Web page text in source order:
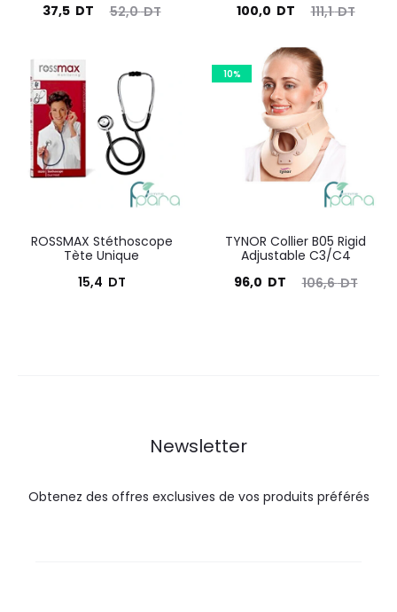
52,0DT
Le
initial
était :
52,0
DT.
37,5 DT
actuel
est :
37,5
DT.
111,1DT
Le
initial
était :
111,1
DT.
100,0 DT
Le
actuel
ROSSMAX Stéthoscope
Tète Unique
15,4 DT
10%
TYNOR Collier B05 Rigid
Adjustable C3/C4
106,6DT
Le
96,0 DT
Newsletter
Obtenez des offres exclusives de vos produits préférés